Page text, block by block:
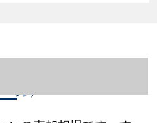
ン売却情報（2023